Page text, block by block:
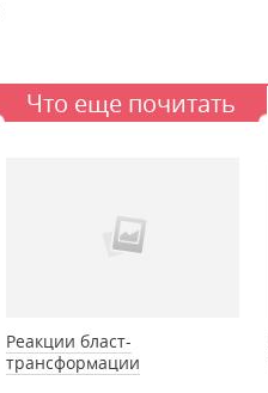
Что еще почитать
Реакции бласт-
трансформации